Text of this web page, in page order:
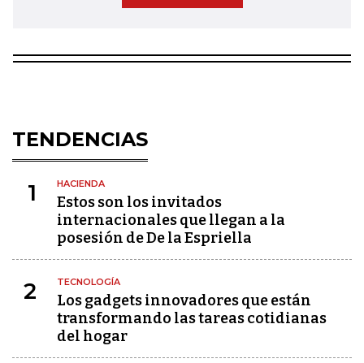
TENDENCIAS
1 HACIENDA
Estos son los invitados
internacionales que llegan a la
posesión de De la Espriella
2 TECNOLOGÍA
Los gadgets innovadores que están
transformando las tareas cotidianas
del hogar